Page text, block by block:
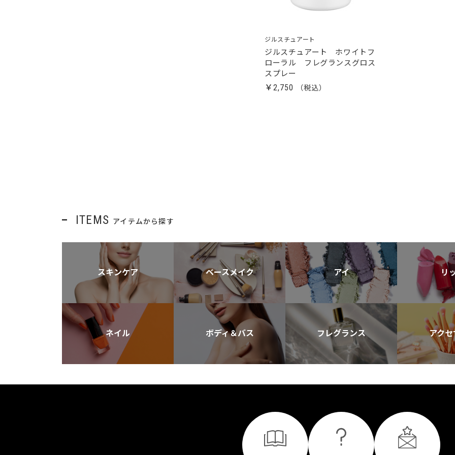
ジルスチュアート
ジルスチュアート ホワイトフ
ローラル フレグランスグロス
スプレー
￥2,750
ITEMS アイテムから探す
スキンケア ベースメイク アイ リ
ネイル ボディ＆バス フレグランス アクセ